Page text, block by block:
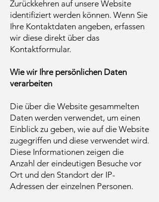
Zurückkehren auf unsere Website
identifiziert werden können. Wenn Sie
Ihre Kontaktdaten angeben, erfassen
wir diese direkt über das
Kontaktformular.
Wie wir Ihre persönlichen Daten
verarbeiten
Die über die Website gesammelten
Daten werden verwendet, um einen
Einblick zu geben, wie auf die Website
zugegriffen und diese verwendet wird.
Diese Informationen zeigen die
Anzahl der eindeutigen Besuche vor
Ort und den Standort der IP-
Adressen der einzelnen Personen.